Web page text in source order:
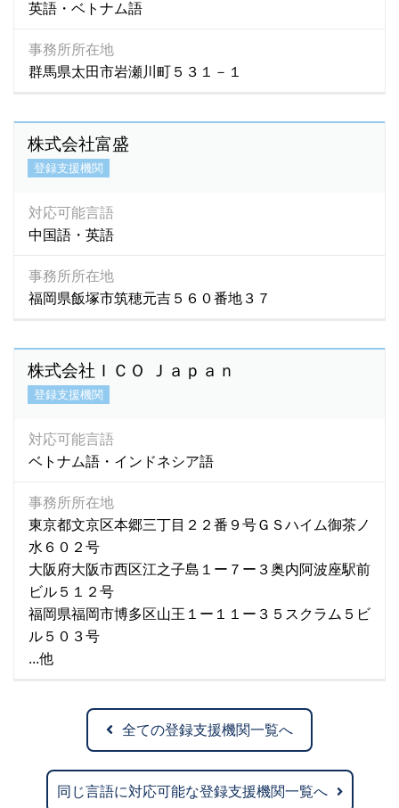
英語・ベトナム語
事務所所在地
群馬県太田市岩瀬川町５３１－１
株式会社富盛
登録支援機関
対応可能言語
中国語・英語
事務所所在地
福岡県飯塚市筑穂元吉５６０番地３７
株式会社ＩＣＯ Ｊａｐａｎ
登録支援機関
対応可能言語
ベトナム語・インドネシア語
事務所所在地
東京都文京区本郷三丁目２２番９号ＧＳハイム御茶ノ
水６０２号
大阪府大阪市西区江之子島１ー７ー３奥内阿波座駅前
ビル５１２号
福岡県福岡市博多区山王１ー１１ー３５スクラム５ビ
ル５０３号
...他
全ての登録支援機関一覧へ
同じ言語に対応可能な登録支援機関一覧へ